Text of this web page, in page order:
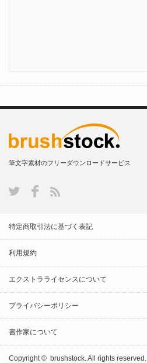
筆文字素材のフリーダウンロードサービス
特定商取引法に基づく表記
利用規約
エクストラライセンスについて
プライバシーポリシー
書作家について
Copyright © brushstock.All rights reserved.